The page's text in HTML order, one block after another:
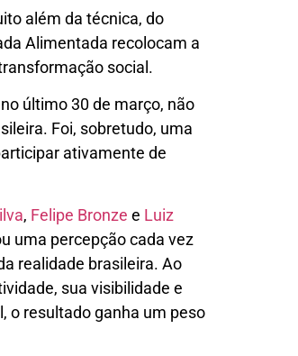
além da técnica, do
Alimentada recolocam a
social.
último 30 de março, não
Foi, sobretudo, uma
ativamente de
, Felipe Bronze e Luiz
uma percepção cada vez
realidade brasileira. Ao
sua visibilidade e
o resultado ganha um peso